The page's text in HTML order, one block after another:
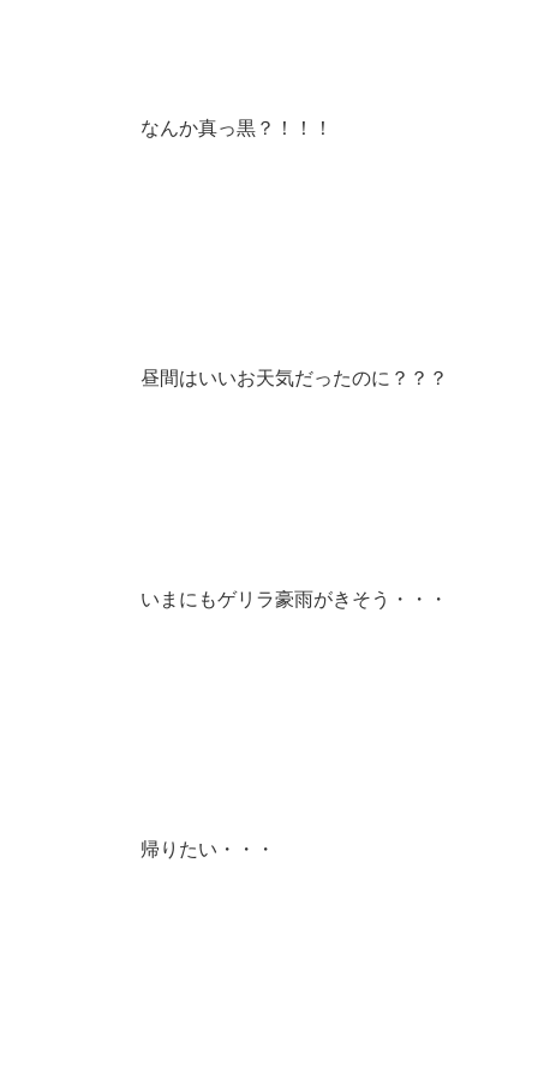
なんか真っ黒？！！！
昼間はいいお天気だったのに？？？
いまにもゲリラ豪雨がきそう・・・
帰りたい・・・